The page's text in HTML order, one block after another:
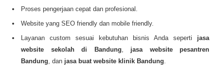
Proses pengerjaan cepat dan profesional.
Website yang SEO friendly dan mobile friendly.
Layanan custom sesuai kebutuhan bisnis Anda seperti jasa
website sekolah di Bandung, jasa website pesantren
Bandung, dan jasa buat website klinik Bandung.